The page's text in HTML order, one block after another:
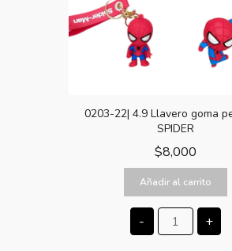
0203-22| 4.9 Llavero goma
SPIDER
$8,000
Añadir al carrito
- +